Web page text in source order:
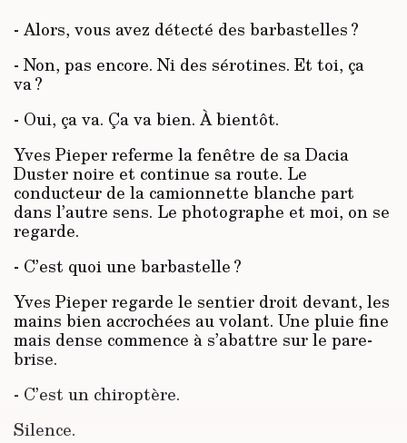
- Alors, vous avez détecté des barbastelles ?
- Non, pas encore. Ni des sérotines. Et toi, ça
va ?
- Oui, ça va. Ça va bien. À bientôt.
Yves Pieper referme la fenêtre de sa Dacia
Duster noire et continue sa route. Le
conducteur de la camionnette blanche part
dans l’autre sens. Le photographe et moi, on se
regarde.
- C’est quoi une barbastelle ?
Yves Pieper regarde le sentier droit devant, les
mains bien accrochées au volant. Une pluie fine
mais dense commence à s’abattre sur le pare-
brise.
- C’est un chiroptère.
Silence.